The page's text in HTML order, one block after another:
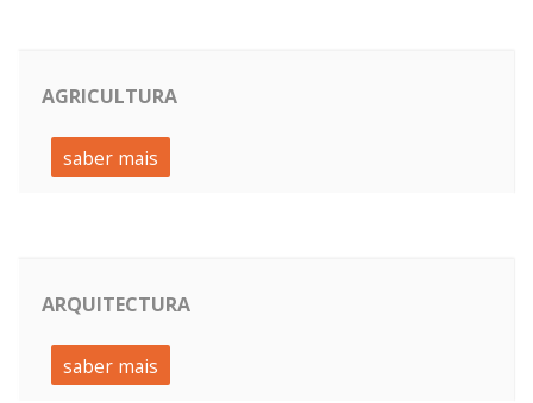
AGRICULTURA
saber mais
ARQUITECTURA
saber mais